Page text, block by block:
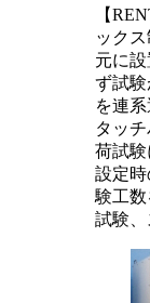
【
ック
元に
ず試
を連
タッ
荷試験
設定
験工
試験、